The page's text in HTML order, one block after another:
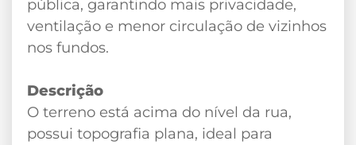
pública, garantindo mais privacidade,
ventilação e menor circulação de vizinhos
nos fundos.
Descrição
O terreno está acima do nível da rua,
possui topografia plana, ideal para